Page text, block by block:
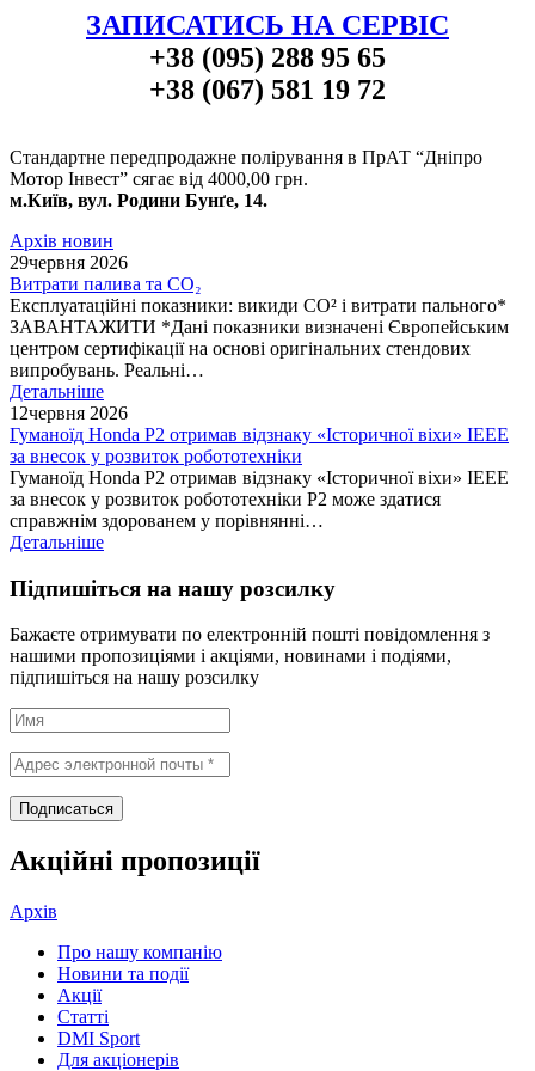
ЗАПИСАТИСЬ НА СЕРВІС
+38 (095) 288 95 65
+38 (067) 581 19 72
Стандартне передпродажне полірування в ПрАТ “Дніпро
Мотор Інвест” сягає від 4000,00 грн.
м.Київ, вул. Родини Бунґе, 14.
Архів новин
29червня 2026
Витрати палива та CO₂
Експлуатаційні показники: викиди СО² і витрати пального*
ЗАВАНТАЖИТИ *Дані показники визначені Європейським
центром сертифікації на основі оригінальних стендових
випробувань. Реальні…
Детальніше
12червня 2026
Гуманоїд Honda P2 отримав відзнаку «Історичної віхи» IEEE
за внесок у розвиток робототехніки
Гуманоїд Honda P2 отримав відзнаку «Історичної віхи» IEEE
за внесок у розвиток робототехніки P2 може здатися
справжнім здорованем у порівнянні…
Детальніше
Підпишіться на нашу розсилку
Бажаєте отримувати по електронній пошті повідомлення з
нашими пропозиціями і акціями, новинами і подіями,
підпишіться на нашу розсилку
Акційні пропозиції
Архів
Про нашу компанію
Новини та події
Акції
Статті
DMI Sport
Для акціонерів